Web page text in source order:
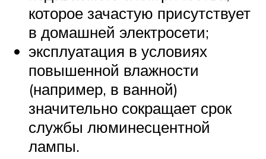
которое зачастую присутствует
в домашней электросети;
эксплуатация в условиях
повышенной влажности
(например, в ванной)
значительно сокращает срок
службы люминесцентной
лампы.